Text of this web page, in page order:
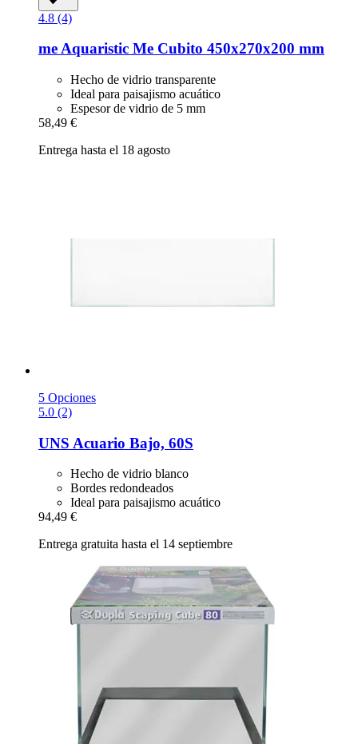
4.8 (4)
me Aquaristic Me Cubito 450x270x200 mm
Hecho de vidrio transparente
Ideal para paisajismo acuático
Espesor de vidrio de 5 mm
58,49 €
Entrega hasta el 18 agosto
5 Opciones
5.0 (2)
UNS Acuario Bajo, 60S
Hecho de vidrio blanco
Bordes redondeados
Ideal para paisajismo acuático
94,49 €
Entrega gratuita hasta el 14 septiembre